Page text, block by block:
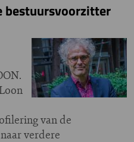
bestuursvoorzitter
van de
verdere